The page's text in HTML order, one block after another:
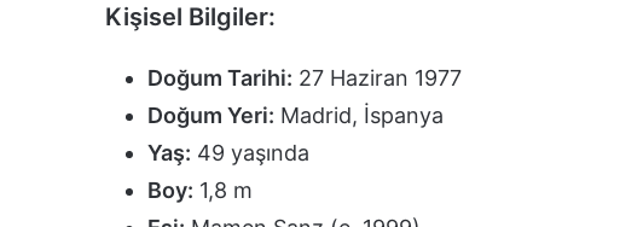
Kişisel Bilgiler:
Doğum Tarihi: 27 Haziran 1977
Doğum Yeri: Madrid, İspanya
Yaş: 49 yaşında
Boy: 1,8 m